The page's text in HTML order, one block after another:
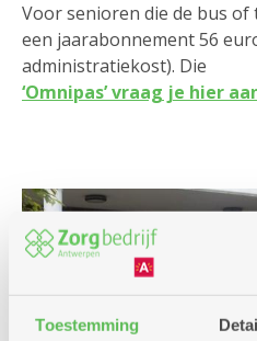
Toestemming
Voor senioren die de bus
een jaarabonnement 56
administratiekost). Die
‘Omnipas’ vraag je hier